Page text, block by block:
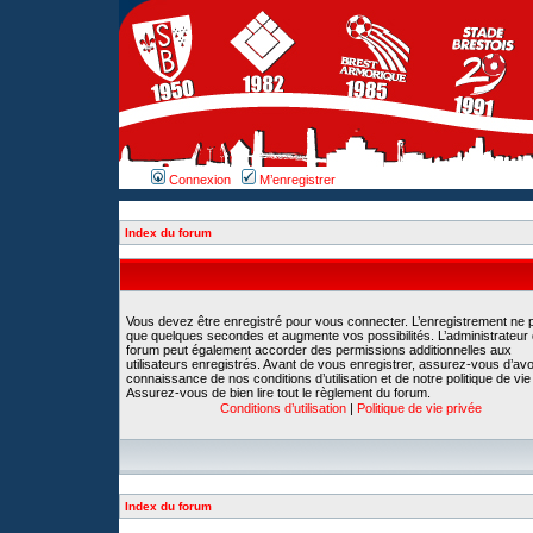
Connexion M’enregistrer
Index du forum
Vous devez être enregistré pour vous connecter. L’enregistrement ne
que quelques secondes et augmente vos possibilités. L’administrateur
forum peut également accorder des permissions additionnelles aux
utilisateurs enregistrés. Avant de vous enregistrer, assurez-vous
connaissance de nos conditions d’utilisation et de notre politique de
Assurez-vous de bien lire tout le règlement du forum.
Conditions d’utilisation | Politique de vie privée
Index du forum